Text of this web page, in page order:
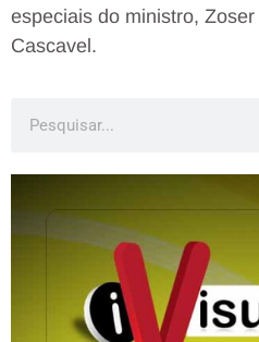
especiais do ministro,
Cascavel.